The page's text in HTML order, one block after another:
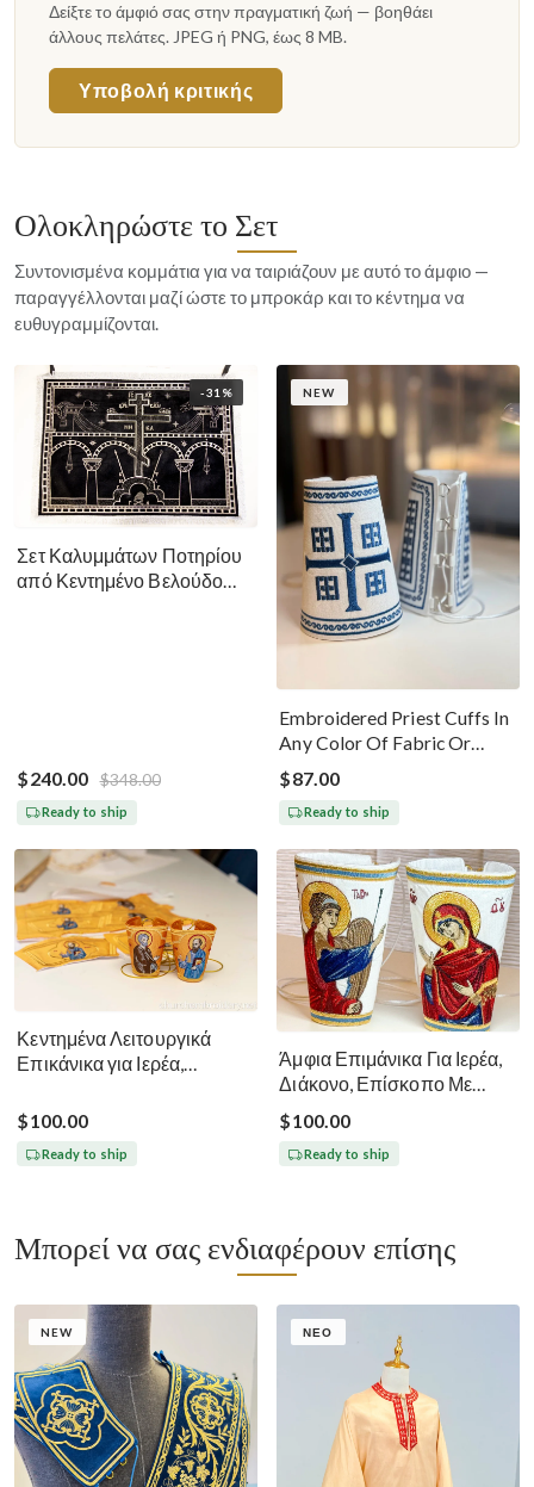
Δείξτε το άμφιό σας στην πραγματική ζωή — βοηθάει
άλλους πελάτες. JPEG ή PNG, έως 8 MB.
Υποβολή κριτικής
Ολοκληρώστε το Σετ
Συντονισμένα κομμάτια για να ταιριάζουν με αυτό το άμφιο —
παραγγέλλονται μαζί ώστε το μπροκάρ και το κέντημα να
ευθυγραμμίζονται.
-31%
Σετ Καλυμμάτων Ποτηρίου
από Κεντημένο Βελούδο
$240.00 $348.00
Ready to ship
NEW
Embroidered Priest Cuffs In
Any Color Of Fabric Or
Threads
$87.00
Ready to ship
Κεντημένα Λειτουργικά
Επικάνικα για Ιερέα,
και Παύλο
$100.00
Ready to ship
Άμφια Επιμάνικα Για Ιερέα,
Διάκονο, Επίσκοπο Με
Εικόνες Ευαγγελισμού
$100.00
Ready to ship
Μπορεί να σας ενδιαφέρουν επίσης
NEW ΝΈΟ